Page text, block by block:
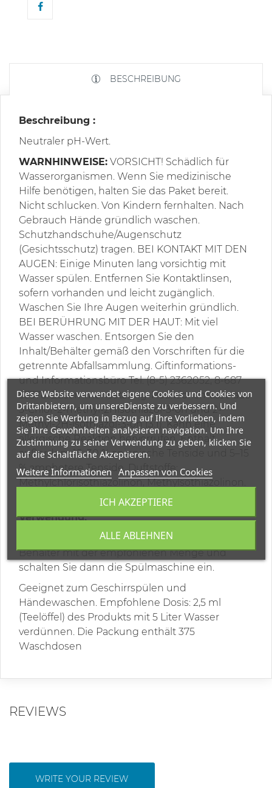
BESCHREIBUNG
Beschreibung :
Neutraler pH-Wert.
WARNHINWEISE: VORSICHT! Schädlich für
Wasserorganismen. Wenn Sie medizinische
Hilfe benötigen, halten Sie das Paket bereit.
Nicht schlucken. Von Kindern fernhalten. Nach
Gebrauch Hände gründlich waschen.
Schutzhandschuhe/Augenschutz
(Gesichtsschutz) tragen. BEI KONTAKT MIT DEN
AUGEN: Einige Minuten lang vorsichtig mit
Wasser spülen. Entfernen Sie Kontaktlinsen,
sofern vorhanden und leicht zugänglich.
Waschen Sie Ihre Augen weiterhin gründlich.
BEI BERÜHRUNG MIT DER HAUT: Mit viel
Wasser waschen. Entsorgen Sie den
Inhalt/Behälter gemäß den Vorschriften für die
getrennte Abfallsammlung. Giftinformations-
und Informationsbüro Tel. (8-5) 2362052, 8-687
53378. Zusammensetzung: Reaktionsmasse aus
5-Chlor-2-methyl-2Hisothiazol-3-on und 2-
Methyl-2H-isothiazol-3-on (3:1). Kann eine
allergische Reaktion hervorrufen. Enthält
außerdem 15–30 % anionische Tenside und 5–15
% amphotere Tenside. Duftstoffe:
EU-Umweltzeichen: ES-MU/019/0001
Verwendung:
Stellen Sie das Geschirr auf, füllen Sie den
Behälter mit der empfohlenen Menge und
schalten Sie dann die Spülmaschine ein.
Geeignet zum Geschirrspülen und
Händewaschen. Empfohlene Dosis: 2,5 ml
(Teelöffel) des Produkts mit 5 Liter Wasser
verdünnen. Die Packung enthält 375
Waschdosen
REVIEWS
WRITE YOUR REVIEW
Diese Website verwendet eigene Cookies und Cookies von
Drittanbietern, um unsereDienste zu verbessern. Und
zeigen Sie Werbung in Bezug auf Ihre Vorlieben, indem
Sie Ihre Gewohnheiten analysieren navigation. Um Ihre
Zustimmung zu seiner Verwendung zu geben, klicken Sie
auf die Schaltfläche Akzeptieren.
Weitere Informationen Anpassen von Cookies
ALLE ABLEHNEN
ICH AKZEPTIERE